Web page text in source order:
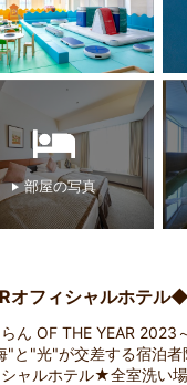
部屋の写真
フィシャルホテル
らん OF THE YEAR
"と"光"が交差する宿泊者
ャルホテル★全室洗い